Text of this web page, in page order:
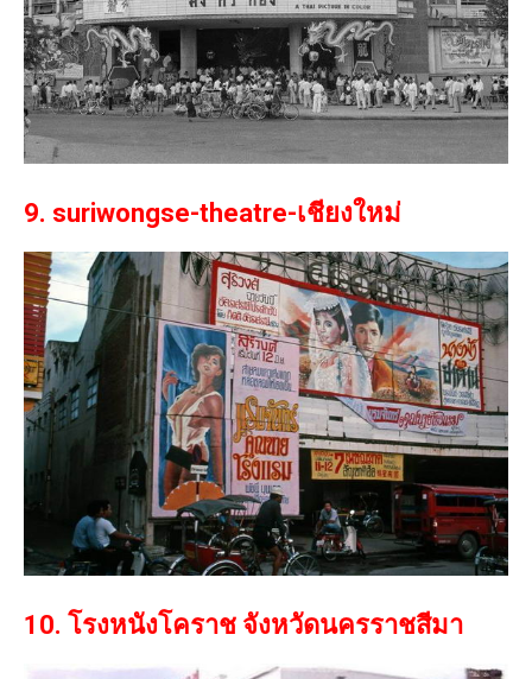
9. suriwongse-theatre-เชียงใหม่
10. โรงหนังโคราช จังหวัดนครราชสีมา